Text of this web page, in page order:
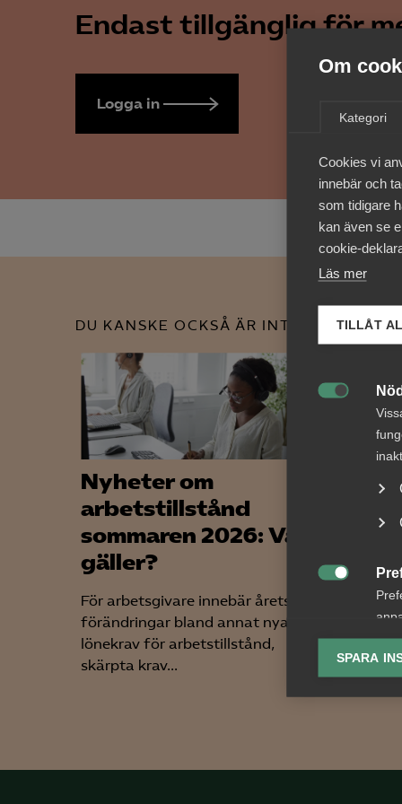
Om
Kategori
Cookies vi
innebär och
som tidigare
kan även se
cookie-
Läs mer
TILLÅT

SPARA
Endast tillgänglig för
Logga in
DU KANSKE OCKSÅ ÄR INTRESSERAD
Nyheter om
arbetstillstånd
sommaren 2026: Vad
gäller?
För arbetsgivare innebär årets
förändringar bland annat nya
lönekrav för arbetstillstånd,
skärpta krav...
början
att